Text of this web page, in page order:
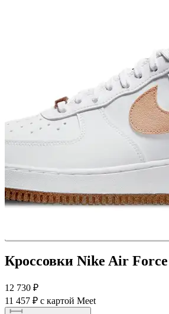
Кроссовки Nike Air
12 730 ₽
11 457 ₽ с картой Meet